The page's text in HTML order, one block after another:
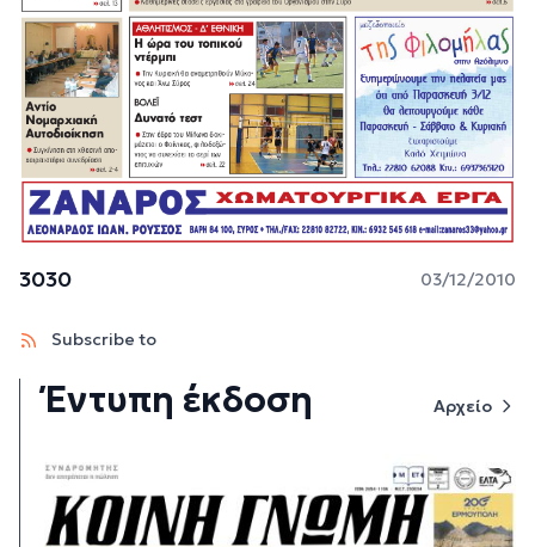
3030 03/12/2010
Subscribe to
Έντυπη έκδοση Αρχείο